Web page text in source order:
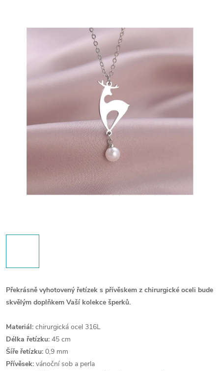
Překrásně vyhotovený řetízek s přívěskem z chirurgické oceli bude
skvělým doplňkem Vaší kolekce šperků.
Materiál: chirurgická ocel 316L
Délka řetízku: 45 cm
Šíře řetízku: 0,9 mm
Přívěsek: vánoční sob a perla